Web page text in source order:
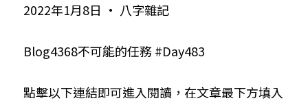
站長精選
臉書生活
陽宅視頻
線上直播
八字進階班
八字中階班
《十神高階實戰錄》完整典藏版
科學八字推理PDF
科學八字推理1
科學八字推理2
與我預約
批命預約
登錄/註冊
2022年1月8日 · 八字雜記
Blog4368不可能的任務 #Day483
點擊以下連結即可進入閱讀，在文章最下方填入
八字線上批命
小兒命名